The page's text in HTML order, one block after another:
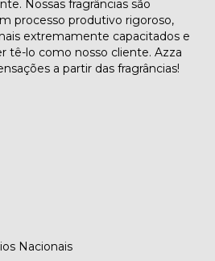
Nossas fragrâncias são
processo produtivo rigoroso,
extremamente capacitados e
tê-lo como nosso cliente. Azza
a partir das fragrâncias!
Nacionais